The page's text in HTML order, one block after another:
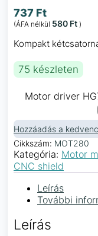
737 Ft
(ÁFA nélkül 580 Ft )
Kompakt
75 készleten
Motor driver
Hozzáadás a
Cikkszám: MOT280
Kategória: Motor
CNC shield
Leírás
További
Leírás